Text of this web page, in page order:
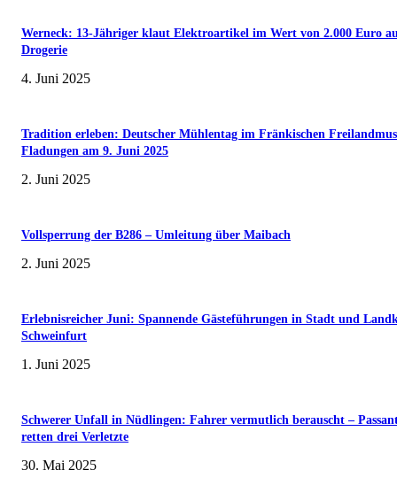
Werneck: 13-Jähriger klaut Elektroartikel im Wert von 2.000 Euro
Drogerie
4. Juni 2025
Tradition erleben: Deutscher Mühlentag im Fränkischen
Fladungen am 9. Juni 2025
2. Juni 2025
Vollsperrung der B286 – Umleitung über Maibach
2. Juni 2025
Erlebnisreicher Juni: Spannende Gästeführungen in Stadt und
Schweinfurt
1. Juni 2025
Schwerer Unfall in Nüdlingen: Fahrer vermutlich berauscht –
retten drei Verletzte
30. Mai 2025